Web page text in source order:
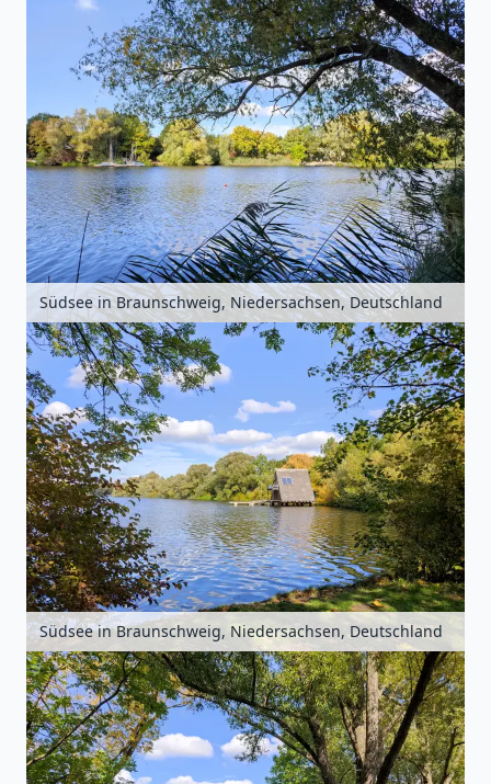
Südsee in Braunschweig, Niedersachsen, Deutschland
Südsee in Braunschweig, Niedersachsen, Deutschland